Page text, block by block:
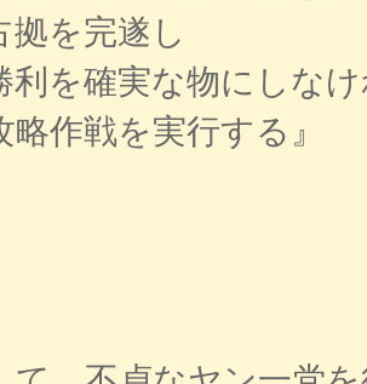
拠を完遂し
を確実な物にしな
略作戦を実行する』